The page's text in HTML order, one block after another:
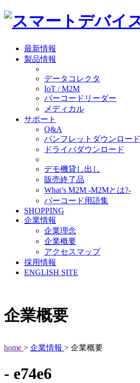
最新情報
製品情報
データコレクタ
IoT / M2M
バーコードリーダー
メディカル
サポート
Q&A
パンフレットダウンロード
ドライバダウンロード
デモ機貸し出し
販売終了品
What’s M2M -M2Mとは?-
バーコード用語集
SHOPPING
企業情報
企業理念
企業概要
アクセスマップ
採用情報
ENGLISH SITE
企業概要
home > 企業情報 > 企業概要
- e74e6